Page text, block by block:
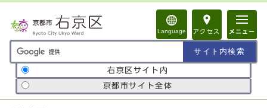
Language アクセス メニュー
サイト内検索の範囲
右京区サイト内
京都市サイト全体